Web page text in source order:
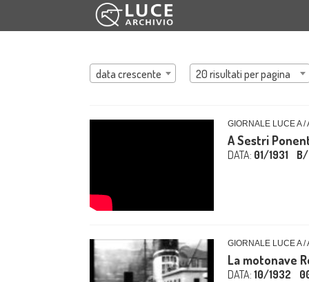
data crescente 20 risultati per pagina
GIORNALE LUCE A /
A Sestri
DATA: 01/1931
GIORNALE LUCE A /
La motonave
DATA: 10/1932